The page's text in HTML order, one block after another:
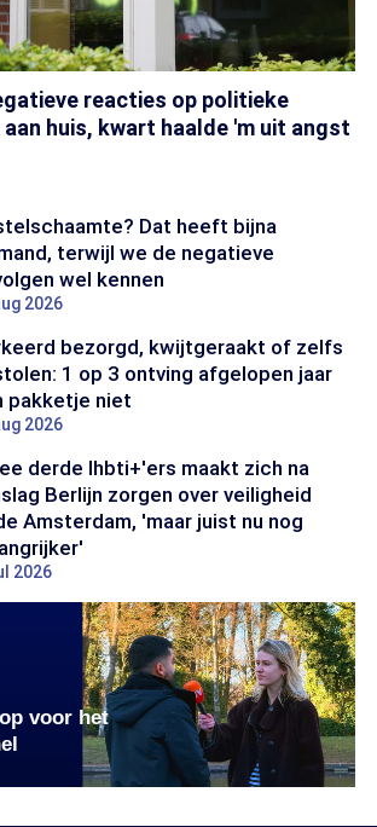
reacties op politieke
huis, kwart haalde 'm uit angst
Dat heeft bijna
terwijl we de negatieve
wel kennen
2026
bezorgd, kwijtgeraakt of zelfs
1 op 3 ontving afgelopen jaar
pakketje niet
2026
derde lhbti+'ers maakt zich na
Berlijn zorgen over veiligheid
Amsterdam, 'maar juist nu nog
2026
voor het